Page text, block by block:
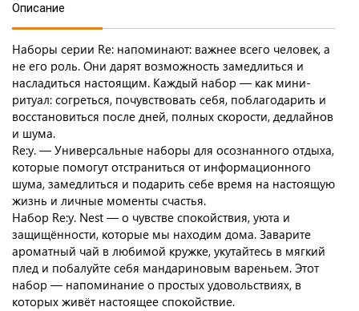
Описание
Наборы серии Re: напоминают: важнее всего человек, а
не его роль. Они дарят возможность замедлиться и
насладиться настоящим. Каждый набор — как мини-
ритуал: согреться, почувствовать себя, поблагодарить и
восстановиться после дней, полных скорости, дедлайнов
и шума.
Re:y. — Универсальные наборы для осознанного отдыха,
которые помогут отстраниться от информационного
шума, замедлиться и подарить себе время на настоящую
жизнь и личные моменты счастья.
Набор Re:y. Nest — о чувстве спокойствия, уюта и
защищённости, которые мы находим дома. Заварите
ароматный чай в любимой кружке, укутайтесь в мягкий
плед и побалуйте себя мандариновым вареньем. Этот
набор — напоминание о простых удовольствиях, в
которых живёт настоящее спокойствие.